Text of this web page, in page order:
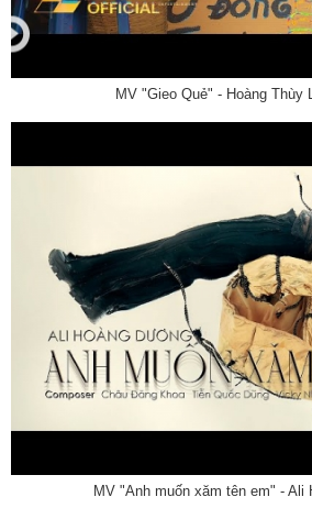
MV "Gieo Quẻ" - Hoàng Thùy
MV "Anh muốn xăm tên em" - Ali